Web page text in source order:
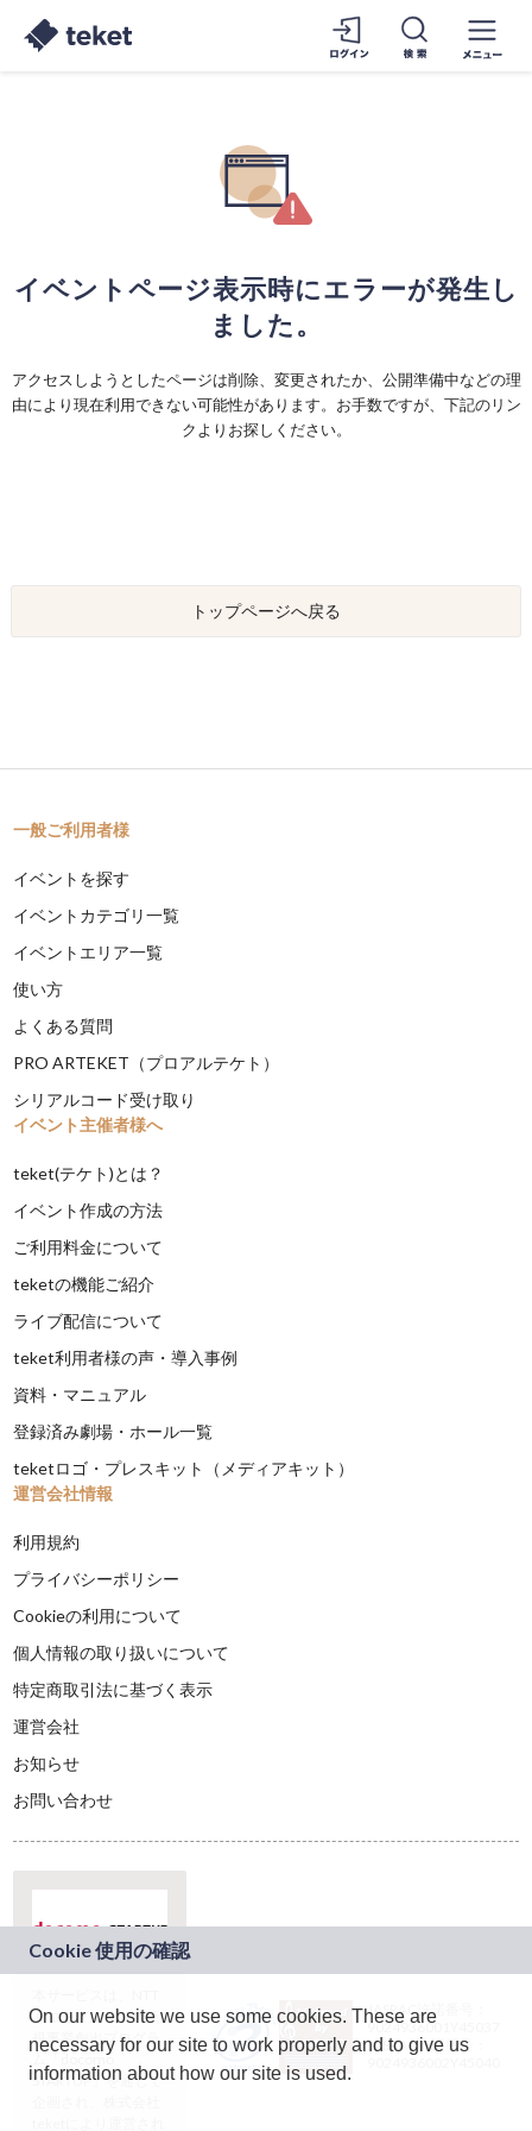
イベントページ表示時にエラーが発生し
ました。
アクセスしようとしたページは削除、変更されたか、公開準備中などの理
由により現在利用できない可能性があります。お手数ですが、下記のリン
クよりお探しください。
トップページへ戻る
一般ご利用者様
イベントを探す
イベントカテゴリ一覧
イベントエリア一覧
使い方
よくある質問
PRO ARTEKET（プロアルテケト）
シリアルコード受け取り
イベント主催者様へ
teket(テケト)とは？
イベント作成の方法
ご利用料金について
teketの機能ご紹介
ライブ配信について
teket利用者様の声・導入事例
資料・マニュアル
登録済み劇場・ホール一覧
teketロゴ・プレスキット（メディアキット）
運営会社情報
利用規約
プライバシーポリシー
Cookieの利用について
個人情報の取り扱いについて
特定商取引法に基づく表示
運営会社
お知らせ
お問い合わせ
ドコモグループの新
規事業創出プログラ
ム「docomo
STARTUP」を通じて
JASRAC許諾番号：
9024936001Y45037
JASRAC許諾番号：
On our website we use some cookies. These are
necessary for our site to work properly and to give us
information about how our site is used.